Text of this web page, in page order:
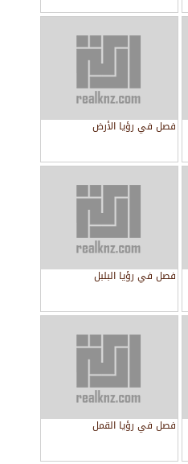
فصل في رؤيا الأرض
فصل في رؤيا البلبل
فصل في رؤيا القمل